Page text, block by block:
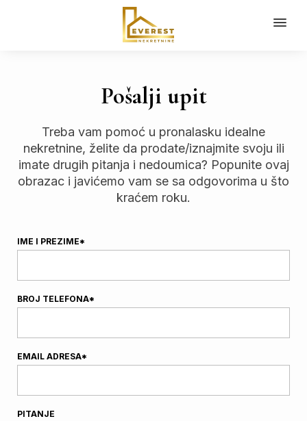
Pošalji upit
Treba vam pomoć u pronalasku idealne
nekretnine, želite da prodate/iznajmite svoju ili
imate drugih pitanja i nedoumica? Popunite ovaj
obrazac i javićemo vam se sa odgovorima u što
kraćem roku.
IME I PREZIME*
BROJ TELEFONA*
EMAIL ADRESA*
PITANJE